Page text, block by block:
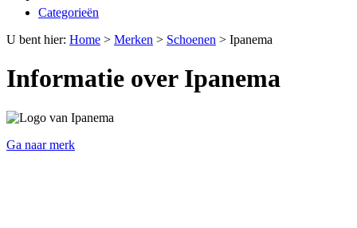
Categorieën
U bent hier: Home > Merken > Schoenen > Ipanema
Informatie over Ipanema
Ga naar merk